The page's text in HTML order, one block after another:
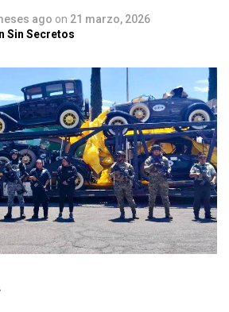
ago on 21 marzo, 2026
Sin Secretos